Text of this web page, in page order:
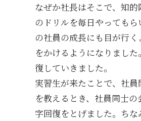
なぜか社長はそこで、知
のドリルを毎日やっても
の社員の成長にも目が行
をかけるようになりまし
復していきました。
実習生が来たことで、社
を教えるとき、社員同士
字回復をとげました。ち